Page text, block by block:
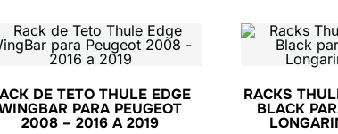
DE TETO THULE EDGE
PARA PEUGEOT
2008 – 2016 A 2019
RACKS
BLACK